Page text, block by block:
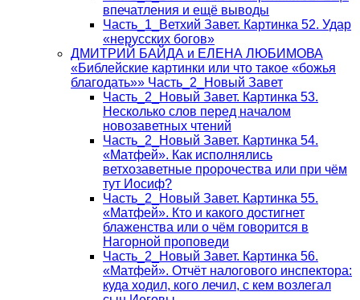
впечатления и ещё выводы
Часть_1_Ветхий Завет. Картинка 52. Удар
«нерусских богов»
ДМИТРИЙ БАЙДА и ЕЛЕНА ЛЮБИМОВА
«Библейские картинки или что такое «божья
благодать»» Часть_2_Новый Завет
Часть_2_Новый Завет. Картинка 53.
Несколько слов перед началом
новозаветных чтений
Часть_2_Новый Завет. Картинка 54.
«Матфей». Как исполнялись
ветхозаветные пророчества или при чём
тут Иосиф?
Часть_2_Новый Завет. Картинка 55.
«Матфей». Кто и какого достигнет
блаженства или о чём говорится в
Нагорной проповеди
Часть_2_Новый Завет. Картинка 56.
«Матфей». Отчёт налогового инспектора:
куда ходил, кого лечил, с кем возлегал